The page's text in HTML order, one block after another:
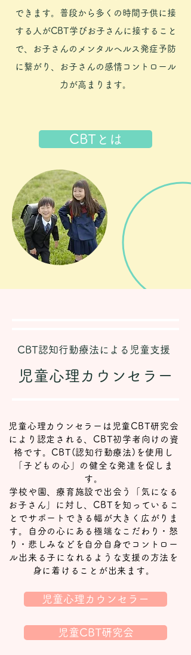
できます。普段から多くの時間子供に接
する人がCBT学びお子さんに接すること
で、お子さんのメンタルヘルス発症予防
に繋がり、お子さんの感情コントロール
力が高まります。
CBTとは
CBT認知行動療法による児童支援
児童心理カウンセラー
児童心理カウンセラーは児童CBT研究会
により認定される、CBT初学者向けの資
格です。CBT(認知行動療法)を使用し
「子どもの心」の健全な発達を促しま
す。
学校や園、療育施設で出会う「気になる
お子さん」に対し、CBTを知っているこ
とでサポートできる幅が大きく広がりま
す。自分の心にある極端なこだわり・怒
り・悲しみなどを自分自身でコントロー
ル出来る子になれるような支援の方法を
身に着けることが出来ます。
児童心理カウンセラー
児童CBT研究会